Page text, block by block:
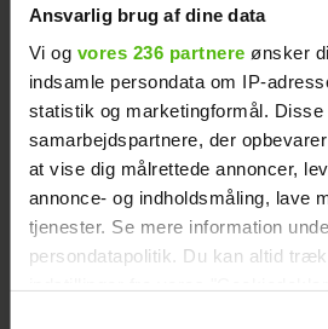
Ansvarlig brug af dine data
Vi og vores 236 partnere ønsker
indsamle persondata om IP-
statistik og marketingformål.
samarbejdspartnere, der
at vise dig målrettede annoncer,
annonce- og indholdsmåling, lave
tjenester. Se mere information
persondatapolitik. Du kan altid
blive nervøs, hvis han kom
Men jeg har lært at trække
køre op i en spids, og det
noget godt for mig, at vi
Annonce